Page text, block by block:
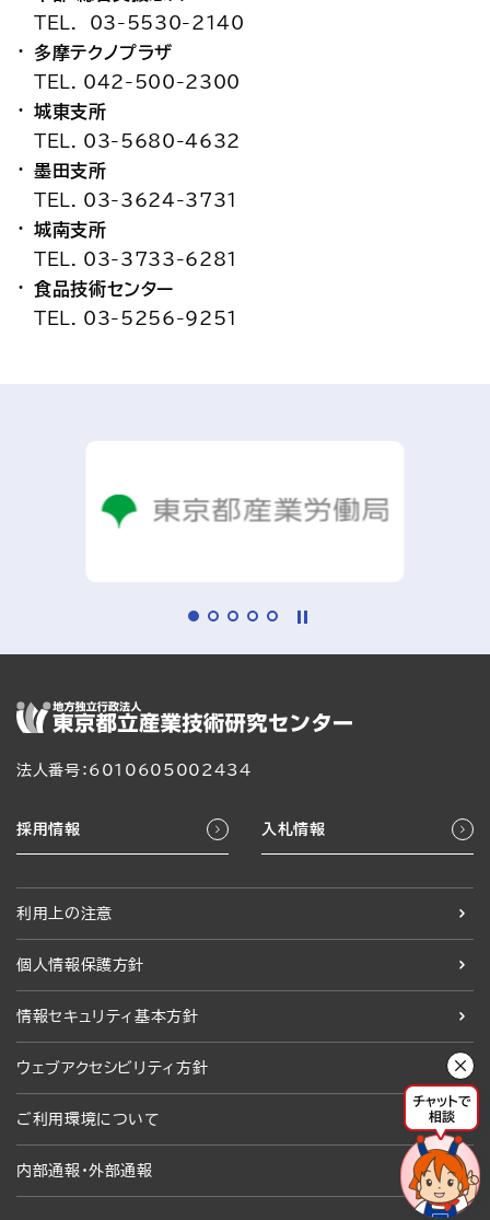
TEL. 03-5530-2140
多摩テクノプラザ
TEL. 042-500-2300
城東支所
TEL. 03-5680-4632
墨田支所
TEL. 03-3624-3731
城南支所
TEL. 03-3733-6281
食品技術センター
TEL. 03-5256-9251
法人番号：6010605002434
採用情報 入札情報
利用上の注意
個人情報保護方針
情報セキュリティ基本方針
ウェブアクセシビリティ方針
ご利用環境について
内部通報・外部通報